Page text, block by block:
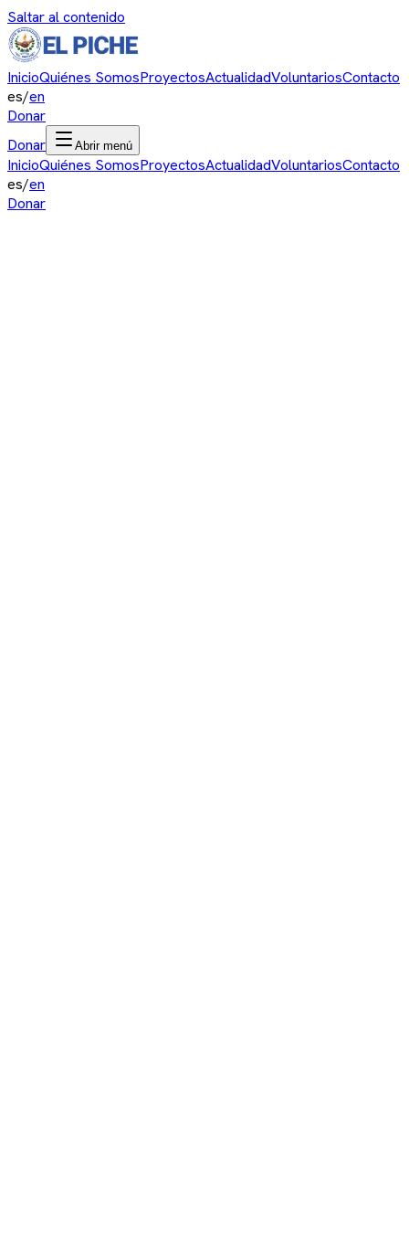
Saltar al contenido
InicioQuiénes SomosProyectosActualidadVoluntariosContacto
es/en
Donar
Donar
Abrir menú
InicioQuiénes SomosProyectosActualidadVoluntariosContacto
es/en
Donar